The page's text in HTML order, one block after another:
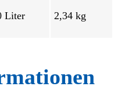
Liter 2,34 kg